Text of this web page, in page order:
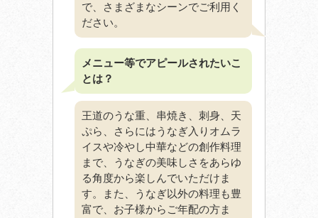
で、さまざまなシーンでご利用く
ださい。
メニュー等でアピールされたいこ
とは？
王道のうな重、串焼き、刺身、天
ぷら、さらにはうなぎ入りオムラ
イスや冷やし中華などの創作料理
まで、うなぎの美味しさをあらゆ
る角度から楽しんでいただけま
す。また、うなぎ以外の料理も豊
富で、お子様からご年配の方ま